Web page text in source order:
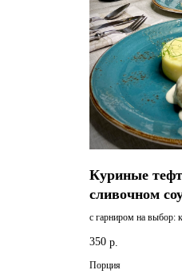
Куриные
сливочном
с гарниром на выбор:
350 р.
Порция